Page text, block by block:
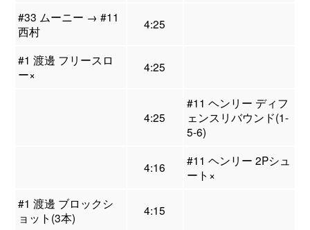
#33 ムーニー → #11
西村
4:25
#1 渡邊 フリースロ
ー×
4:25
4:25
#11 ヘンリー ディフ
ェンスリバウンド(1-
5-6)
4:16
#11 ヘンリー 2Pシュ
ート×
#1 渡邊 ブロックシ
ョット(3本)
4:15